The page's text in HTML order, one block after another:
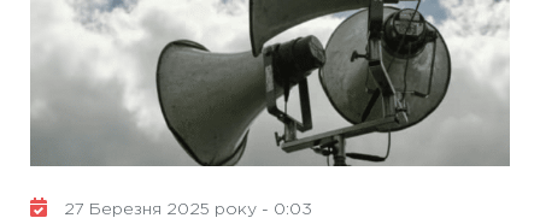
27 Березня 2025 року - 0:03